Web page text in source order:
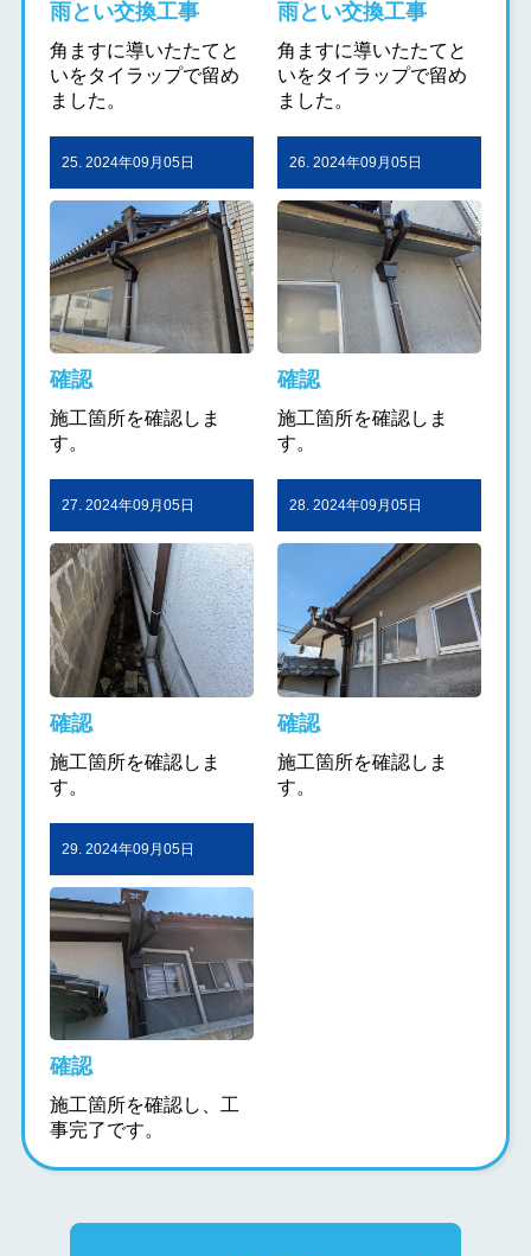
雨とい交換工事
角ますに導いたたてと
いをタイラップで留め
ました。
雨とい交換工事
角ますに導いたたてと
いをタイラップで留め
ました。
25. 2024年09月05日
確認
施工箇所を確認しま
す。
26. 2024年09月05日
確認
施工箇所を確認しま
す。
27. 2024年09月05日
確認
施工箇所を確認しま
す。
28. 2024年09月05日
確認
施工箇所を確認しま
す。
29. 2024年09月05日
確認
施工箇所を確認し、工
事完了です。